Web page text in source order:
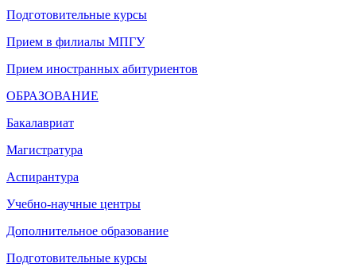
Подготовительные курсы
Прием в филиалы МПГУ
Прием иностранных абитуриентов
ОБРАЗОВАНИЕ
Бакалавриат
Магистратура
Аспирантура
Учебно-научные центры
Дополнительное образование
Подготовительные курсы